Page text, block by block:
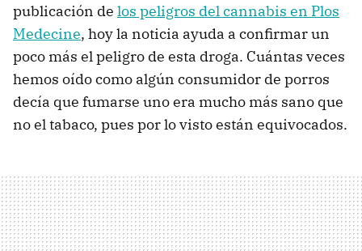
publicación de los peligros del cannabis en Plos
Medecine, hoy la noticia ayuda a confirmar un
poco más el peligro de esta droga. Cuántas veces
hemos oído como algún consumidor de porros
decía que fumarse uno era mucho más sano que
no el tabaco, pues por lo visto están equivocados.